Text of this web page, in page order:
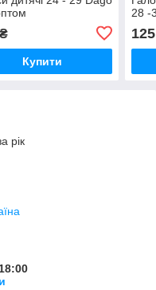
Купити
28 -
125
рік